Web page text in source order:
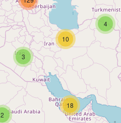
2
18
4
10
3